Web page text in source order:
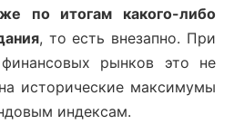
по итогам какого-либо
, то есть внезапно. При
рынков это не
исторические максимумы
индексам.